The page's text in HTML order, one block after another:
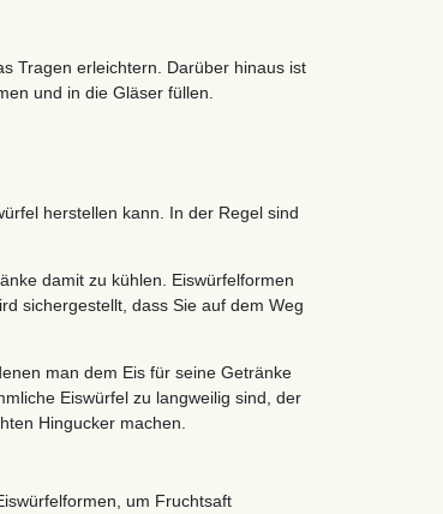
Tragen erleichtern. Darüber hinaus ist
und in die Gläser füllen.
herstellen kann. In der Regel sind
damit zu kühlen. Eiswürfelformen
sichergestellt, dass Sie auf dem Weg
man dem Eis für seine Getränke
Eiswürfel zu langweilig sind, der
Hingucker machen.
um Fruchtsaft